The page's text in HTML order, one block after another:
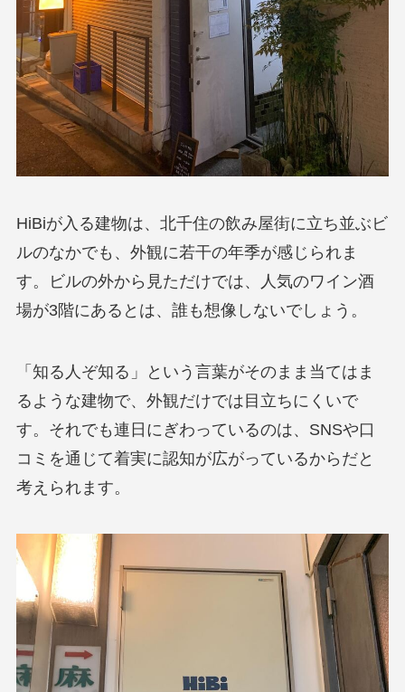
HiBiが入る建物は、北千住の飲み屋街に立ち並ぶビ
ルのなかでも、外観に若干の年季が感じられま
す。ビルの外から見ただけでは、人気のワイン酒
場が3階にあるとは、誰も想像しないでしょう。
「知る人ぞ知る」という言葉がそのまま当てはま
るような建物で、外観だけでは目立ちにくいで
す。それでも連日にぎわっているのは、SNSや口
コミを通じて着実に認知が広がっているからだと
考えられます。